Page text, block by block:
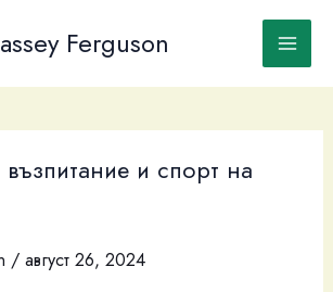
Ferguson
и спорт на
/ август 26, 2024